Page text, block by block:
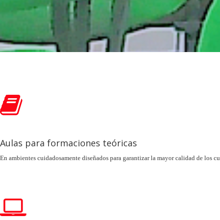
Aulas para formaciones teóricas
En ambientes cuidadosamente diseñados para garantizar la mayor calidad de los